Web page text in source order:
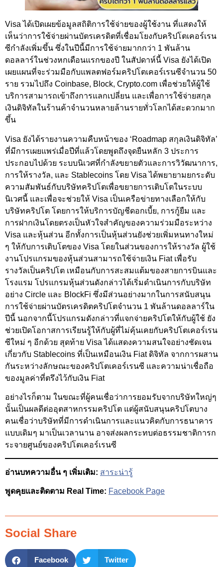
Visa ได้เปิดเผยข้อมูลสถิติการใช้จ่ายของผู้ใช้งาน ที่แสดงให้
เห็นว่าการใช้จ่ายผ่านบัตรเครดิตที่เชื่อมโยงกับคริปโตเคอร์เรน
ซีกำลังเพิ่มขึ้น ซึ่งในปีนี้มีการใช้จ่ายมากกว่า 1 พันล้าน
ดอลลาร์ในช่วงหกเดือนแรกของปี ในสัปดาห์นี้ Visa ยังได้เปิด
เผยแผนที่จะร่วมมือกับแพลตฟอร์มคริปโตเคอร์เรนซีจำนวน 50
ราย รวมไปถึง Coinbase, Block, Crypto.com เพื่อช่วยให้ผู้ใช้
บริการสามารถเข้าถึงการแลกเปลี่ยน และเพื่อการใช้จ่ายสกุล
เงินดิจิทัลในร้านค้าจำนวนหลายล้านรายทั่วโลกได้สะดวกมาก
ขึ้น
Visa ยังได้รายงานความคืบหน้าของ ‘Roadmap สกุลเงินดิจิทัล’
ที่มีการเผยแพร่เมื่อปีที่แล้วโดยพูดถึงจุดยืนหลัก 3 ประการ
ประกอบไปด้วย ระบบนิเวศที่กำลังขยายตัวและการวิวัฒนาการ,
การให้รางวัล, และ Stablecoins โดย Visa ได้พยายามยกระดับ
ความสัมพันธ์กับบริษัทคริปโตเพื่อขยายการเติบโตในระบบ
นิเวศนี้ และเพื่อจะช่วยให้ Visa เป็นเครือข่ายทางเลือกให้กับ
บริษัทคริปโต โดยการให้บริการบัญชีดอกเบี้ย, การกู้ยืม และ
การฝากเงินโดยตรงเป็นหัวใจสำคัญของความร่วมมือระหว่าง
Visa และหุ้นส่วน อีกทั้งการเป็นหุ้นส่วนยังช่วยเพิ่มหนทางใหม่
ๆ ให้กับการเติบโตของ Visa โดยในส่วนของการให้รางวัล ผู้ใช้
งานโปรแกรมของหุ้นส่วนสามารถใช้จ่ายเงิน Fiat เพื่อรับ
รางวัลเป็นคริปโต เหมือนกับการสะสมแต้มของสายการบินและ
โรงแรม โปรแกรมหุ้นส่วนดังกล่าวได้เริ่มดำเนินการกับบริษัท
อย่าง Circle และ BlockFi ซึ่งมีส่วนอย่างมากในการสนับสนุน
การใช้จ่ายผ่านบัตรเครดิตคริปโตจำนวน 1 พันล้านดอลลาร์ใน
ปีนี้ นอกจากนี้โปรแกรมดังกล่าวที่แจกจ่ายคริปโตให้กับผู้ใช้ ยัง
ช่วยเปิดโอกาสการเรียนรู้ให้กับผู้ที่ไม่คุ้นเคยกับคริปโตเคอร์เรน
ซีใหม่ ๆ อีกด้วย สุดท้าย Visa ได้แสดงความสนใจอย่างชัดเจน
เกี่ยวกับ Stablecoins ที่เป็นเหมือนเงิน Fiat ดิจิทัล จากการผสาน
กันระหว่างลักษณะของคริปโตเคอร์เรนซี และความน่าเชื่อถือ
ของมูลค่าที่ตรึงไว้กับเงิน Fiat
อย่างไรก็ตาม ในขณะที่ผู้คนเชื่อว่าการยอมรับจากบริษัทใหญ่ๆ
นั้นเป็นผลดีต่ออุตสาหกรรมคริปโต แต่ผู้สนับสนุนคริปโตบาง
คนเชื่อว่าบริษัทที่มีการดำเนินการและแนวคิดกับการธนาคาร
แบบเดิมๆ มาเป็นเวลานาน อาจส่งผลกระทบต่อธรรมชาติการก
ระจายศูนย์ของคริปโตเคอร์เรนซี
อ่านบทความอื่น ๆ เพิ่มเติม: สาระน่ารู้
พูดคุยและติดตาม Real Time: Facebook Page
Social Share
Facebook Twitter